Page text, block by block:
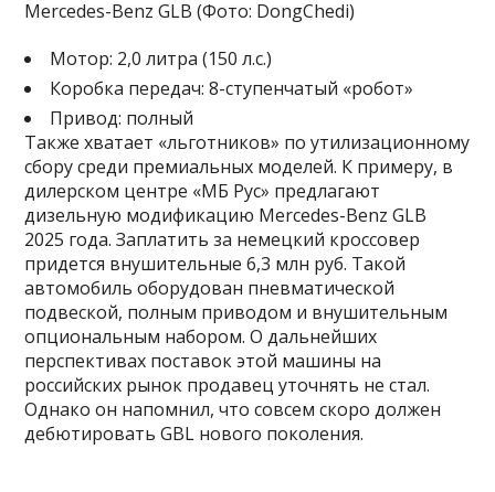
Mercedes-Benz GLB (Фото: DongChedi)
Мотор: 2,0 литра (150 л.с.)
Коробка передач: 8-ступенчатый «робот»
Привод: полный
Также хватает «льготников» по утилизационному
сбору среди премиальных моделей. К примеру, в
дилерском центре «МБ Рус» предлагают
дизельную модификацию Mercedes-Benz GLB
2025 года. Заплатить за немецкий кроссовер
придется внушительные 6,3 млн руб. Такой
автомобиль оборудован пневматической
подвеской, полным приводом и внушительным
опциональным набором. О дальнейших
перспективах поставок этой машины на
российских рынок продавец уточнять не стал.
Однако он напомнил, что совсем скоро должен
дебютировать GBL нового поколения.